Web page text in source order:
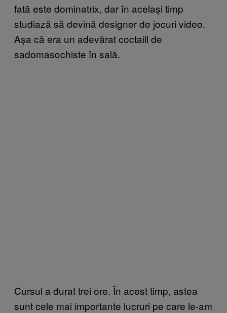
fată este dominatrix, dar în același timp
studiază să devină designer de jocuri video.
Așa că era un adevărat coctaill de
sadomasochiste în sală.
Cursul a durat trei ore. În acest timp, astea
sunt cele mai importante lucruri pe care le-am